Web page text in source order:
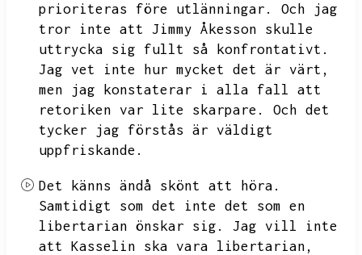
prioriteras före utlänningar.
Och jag
tror inte att Jimmy Åkesson skulle
uttrycka sig fullt så konfrontativt.
Jag vet inte hur mycket det är värt,
men jag konstaterar i alla fall att
retoriken var lite skarpare.
Och det
tycker jag förstås är väldigt
uppfriskande.
Det känns ändå skönt att höra.
Samtidigt som det inte det som en
libertarian önskar sig.
Jag vill inte
att Kasselin ska vara libertarian,